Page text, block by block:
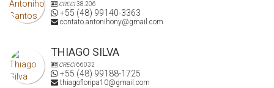
CRECI38.206
+55 (48) 99140-3363
contato.antonihony@gmail.com
THIAGO SILVA
CRECI66032
+55 (48) 99188-1725
thiagofloripa10@gmail.com